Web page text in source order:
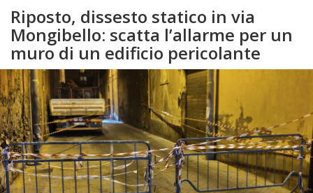
Riposto, dissesto statico in via
Mongibello: scatta l’allarme per un
muro di un edificio pericolante